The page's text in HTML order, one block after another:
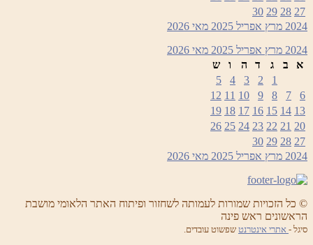
27
28
29
30
2024 מרץ אפריל 2025 מאי 2026
2024 מרץ אפריל 2025 מאי 2026
א
ב ג ד ה ו
ש
1
2
3
4
5
6
7
8
9
10
11
12
13
14
15
16
17
18
19
20
21
22
23
24
25
26
27
28
29
30
2024 מרץ אפריל 2025 מאי 2026
© כל הזכויות שמורות לעמותה לשחזור ופיתוח האתר הלאומי מושבת
הראשונים ראש פינה
סיגל - אתרי אינטרנט שפשוט עובדים.